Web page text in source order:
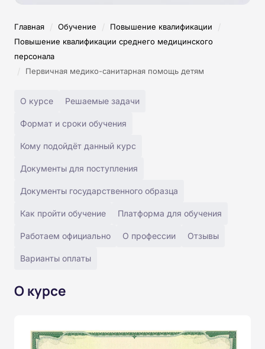
Главная / Обучение / Повышение квалификации /
Повышение квалификации среднего медицинского
персонала
/ Первичная медико-санитарная помощь детям
О курсе Решаемые задачи
Формат и сроки обучения
Кому подойдёт данный курс
Документы для поступления
Документы государственного образца
Как пройти обучение Платформа для обучения
Работаем официально О профессии Отзывы
Варианты оплаты
О курсе